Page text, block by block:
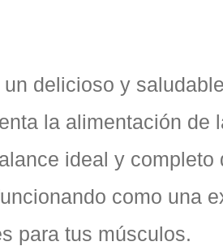
delicioso y
la alimentación de
ideal y completo
como una
para tus músculos.